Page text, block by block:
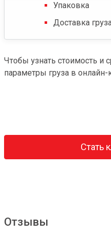
Упаковка
Доставка
Чтобы узнать стоимость и
параметры груза в онлайн-
Стать
Отзывы